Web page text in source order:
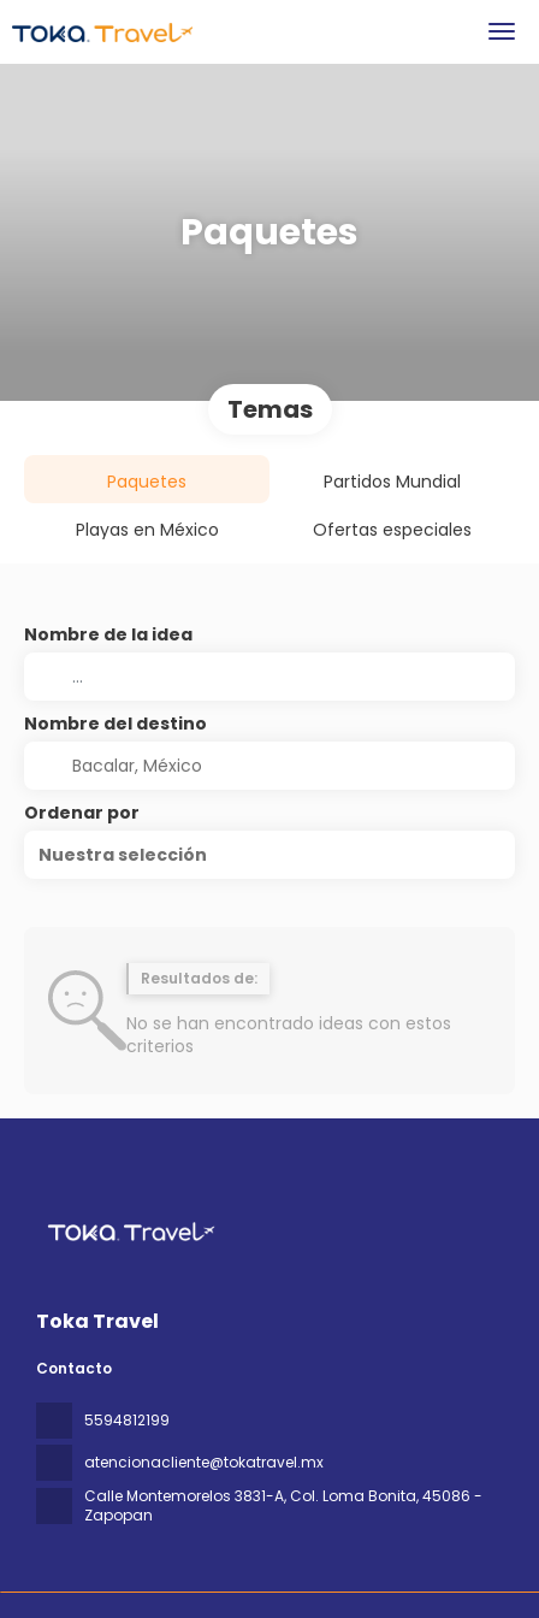
Paquetes
Temas
Paquetes
Partidos Mundial
Playas en México
Ofertas especiales
Nombre de la idea
Nombre del destino
Ordenar por
Nuestra selección
Resultados de:
No se han encontrado ideas con estos
criterios
Toka Travel
Contacto
5594812199
atencionacliente@tokatravel.mx
Calle Montemorelos 3831-A, Col. Loma Bonita, 45086 -
Zapopan